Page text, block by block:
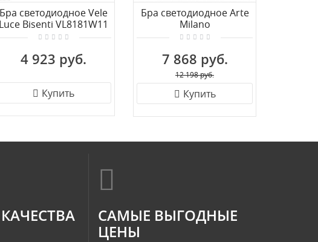
Бра светодиодное Vele
Luce Bisenti VL8181W11
4 923 руб.
Купить
Бра светодиодное Arte
Milano
269101/D180/H880/27W/3K
7 868 руб.
12 198 руб.
Купить
САМЫЕ ВЫГОДНЫЕ
ЦЕНЫ